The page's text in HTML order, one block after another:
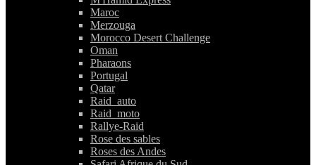
Maroc
Merzouga
Morocco Desert Challenge
Oman
Pharaons
Portugal
Qatar
Raid_auto
Raid_moto
Rallye-Raid
Rose des sables
Roses des Andes